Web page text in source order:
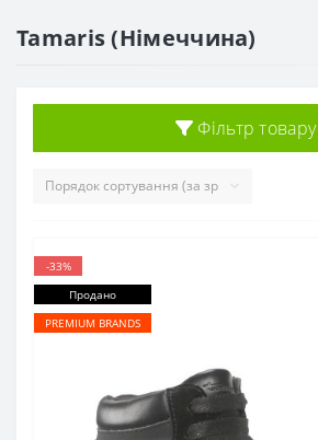
Tamaris (Німеччина)
Фільтр товару
-33%
Продано
PREMIUM BRANDS